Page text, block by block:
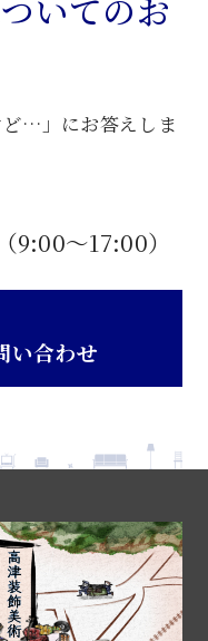
いてのお
ど…」にお答えしま
（9:00〜17:00）
い合わせ